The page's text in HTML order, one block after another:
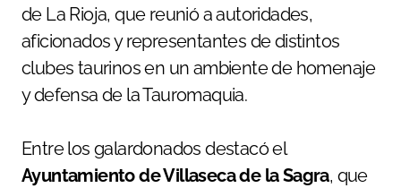
de La Rioja, que reunió a autoridades,
aficionados y representantes de distintos
clubes taurinos en un ambiente de homenaje
y defensa de la Tauromaquia.
Entre los galardonados destacó el
Ayuntamiento de Villaseca de la Sagra, que